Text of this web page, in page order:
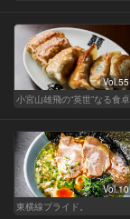
Vol.55
小宮山雄飛の“英世”なる食卓
Vol.10
東横線プライド。